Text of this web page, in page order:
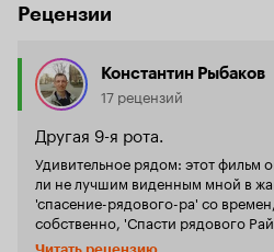
Рецензии
Константин Рыбаков
17 рецензий
Другая 9-я рота.
Удивительное рядом: этот фильм
ли не лучшим виденным мной в
'спасение-рядового-ра' со времен,
собственно, 'Спасти рядового
время гражданской войны в Китае